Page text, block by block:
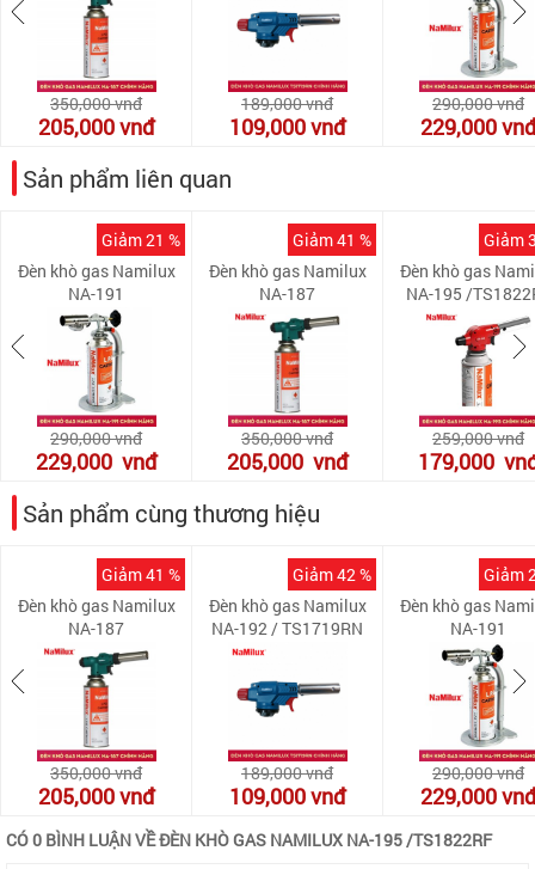
350,000vnđ
205,000vnđ
189,000vnđ
109,000vnđ
290,000vnđ
229,000
Sản phẩm liên quan
Giảm 21 %
Đèn khò gas Namilux
NA-191
290,000vnđ
229,000 vnđ
Giảm 41 %
Đèn khò gas Namilux
NA-187
350,000vnđ
205,000 vnđ
Giảm
Đèn khò gas
NA-195 /
259,000vnđ
179,000
Sản phẩm cùng thương hiệu
Giảm 41 %
Đèn khò gas Namilux
NA-187
350,000vnđ
205,000vnđ
Giảm 42 %
Đèn khò gas Namilux
NA-192 / TS1719RN
189,000vnđ
109,000vnđ
Giảm
Đèn khò gas
NA-191
290,000vnđ
229,000
CÓ 0 BÌNH LUẬN VỀ ĐÈN KHÒ GAS NAMILUX NA-195 /TS1822RF